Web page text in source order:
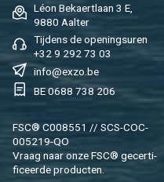
Léon Be­kaert­laan 3 E,
9880 Aal­ter
Tij­dens de ope­nings­uren
+32 9 292 73 03
info@​exzo.​be
BE 0688 738 206
FSC® C008551 // SCS-COC-
005219-QO
Vraag naar onze FSC® ge­cer­ti­
fi­ceer­de pro­duc­ten.